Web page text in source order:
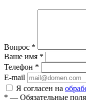
Вопрос *
Ваше имя *
Телефон *
E-mail
Я согласен на
* — Обязательные поля